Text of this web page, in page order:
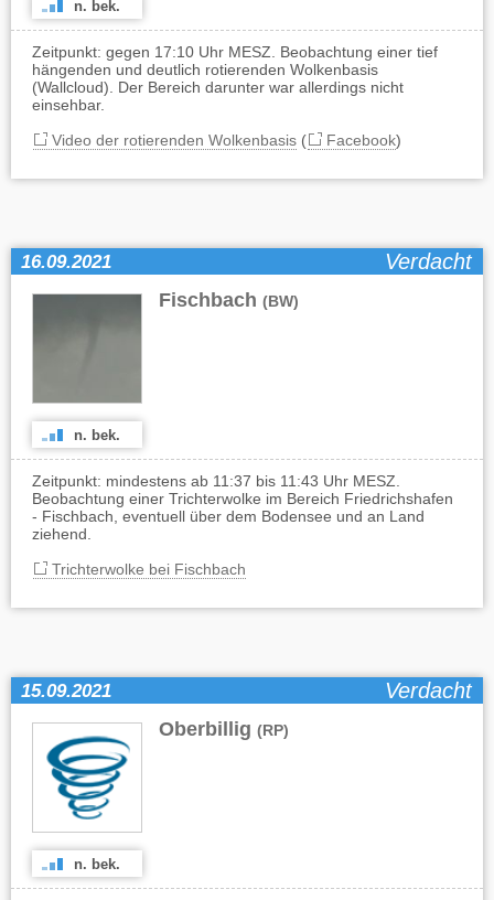
n. bek.
Zeitpunkt: gegen 17:10 Uhr MESZ. Beobachtung einer tief
hängenden und deutlich rotierenden Wolkenbasis
(Wallcloud). Der Bereich darunter war allerdings nicht
einsehbar.
Video der rotierenden Wolkenbasis( Facebook)
16.09.2021 Verdacht
Fischbach (BW)
n. bek.
Zeitpunkt: mindestens ab 11:37 bis 11:43 Uhr MESZ.
Beobachtung einer Trichterwolke im Bereich Friedrichshafen
- Fischbach, eventuell über dem Bodensee und an Land
ziehend.
Trichterwolke bei Fischbach
15.09.2021 Verdacht
Oberbillig (RP)
n. bek.